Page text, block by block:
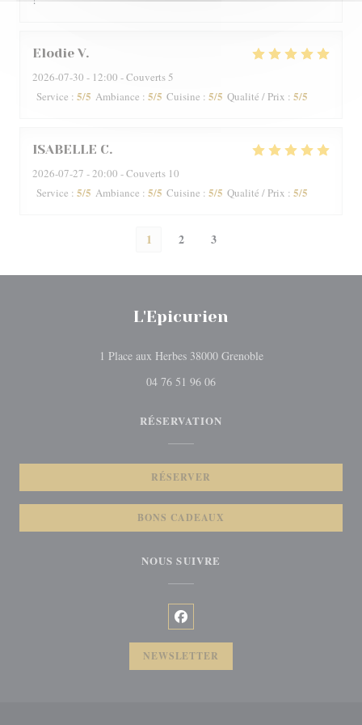
Elodie V
2026-07-30 - 12:00 - Couverts 5
Service : 5/5 Ambiance : 5/5 Cuisine : 5/5 Qualité / Prix : 5/5
ISABELLE C
2026-07-27 - 20:00 - Couverts 10
Service : 5/5 Ambiance : 5/5 Cuisine : 5/5 Qualité / Prix : 5/5
1 2 3
L'Epicurien
1 Place aux Herbes 38000 Grenoble((ouvre une nouvelle
04 76 51 96 06
RÉSERVATION
RÉSERVER
BONS CADEAUX
NOUS SUIVRE
Facebook ((ouvre une nouvelle
NEWSLETTER